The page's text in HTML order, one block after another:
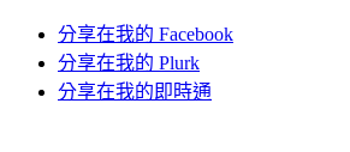
分享在我的 Facebook
分享在我的 Plurk
分享在我的即時通